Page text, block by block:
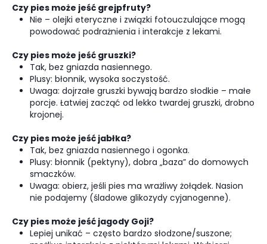
Czy pies może jeść grejpfruty?
Nie – olejki eteryczne i związki fotouczulające mogą
powodować podrażnienia i interakcje z lekami.
Czy pies może jeść gruszki?
Tak, bez gniazda nasiennego.
Plusy: błonnik, wysoka soczystość.
Uwaga: dojrzałe gruszki bywają bardzo słodkie – małe
porcje. Łatwiej zacząć od lekko twardej gruszki, drobno
krojonej.
Czy pies może jeść jabłka?
Tak, bez gniazda nasiennego i ogonka.
Plusy: błonnik (pektyny), dobra „baza” do domowych
smaczków.
Uwaga: obierz, jeśli pies ma wrażliwy żołądek. Nasion
nie podajemy (śladowe glikozydy cyjanogenne).
Czy pies może jeść jagody Goji?
Lepiej unikać – często bardzo słodzone/suszone;